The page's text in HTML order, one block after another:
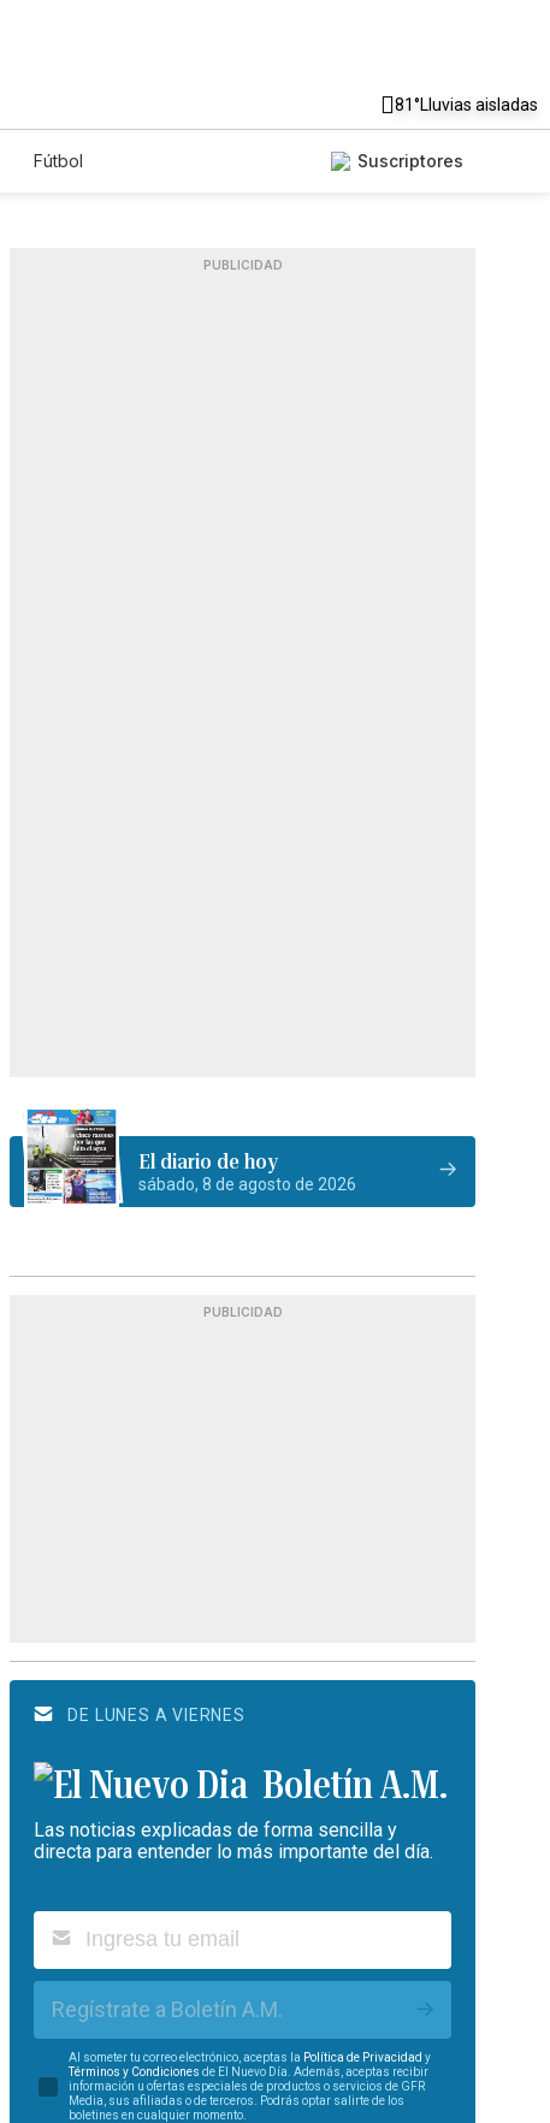
81°Lluvias aisladas
Fútbol Suscriptores
PUBLICIDAD
El diario de hoy
sábado, 8 de agosto de 2026
PUBLICIDAD
DE LUNES A VIERNES
Boletín A.M.
Las noticias explicadas de forma sencilla y
directa para entender lo más importante del día.
Regístrate a Boletín A.M.
Al someter tu correo electrónico, aceptas la Política de Privacidad y
Términos y Condiciones de El Nuevo Día. Además, aceptas recibir
información u ofertas especiales de productos o servicios de GFR
Media, sus afiliadas o de terceros. Podrás optar salirte de los
boletines en cualquier momento.